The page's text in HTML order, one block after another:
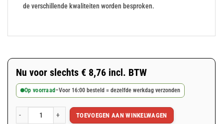
de verschillende kwaliteiten worden besproken.
Nu voor slechts € 8,76 incl. BTW
Op voorraad–Voor 16:00 besteld = dezelfde werkdag verzonden
Wit bouwhekzeil 176x341cm 150gr/m² aantal
TOEVOEGEN AAN WINKELWAGEN